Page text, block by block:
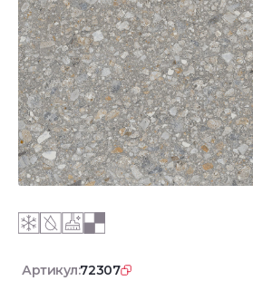
Артикул:72307